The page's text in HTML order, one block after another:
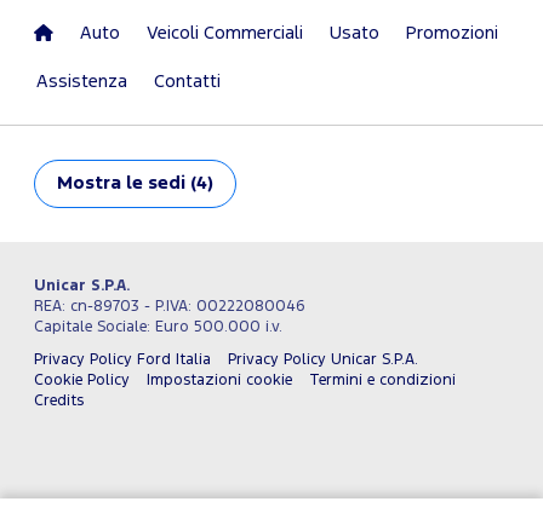
Auto Veicoli Commerciali Usato Promozioni
Assistenza Contatti
Mostra le sedi (4)
Unicar S.P.A.
REA: cn-89703 - P.IVA: 00222080046
Capitale Sociale: Euro 500.000 i.v.
Privacy Policy Ford Italia
Privacy Policy Unicar S.P.A.
Cookie Policy
Impostazioni cookie
Termini e condizioni
Credits